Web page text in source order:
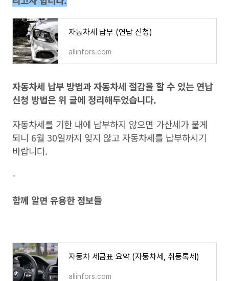
자동차세 납부 (연납 신청)
allinfors.com
자동차세 납부 방법과 자동차세 절감을 할 수 있는 연납
신청 방법은 위 글에 정리해두었습니다.
자동차세를 기한 내에 납부하지 않으면 가산세가 붙게
되니 6월 30일까지 잊지 않고 자동차세를 납부하시기
바랍니다.
-
함께 알면 유용한 정보들
자동차 세금표 요약 (자동차세, 취등록세)
allinfors.com